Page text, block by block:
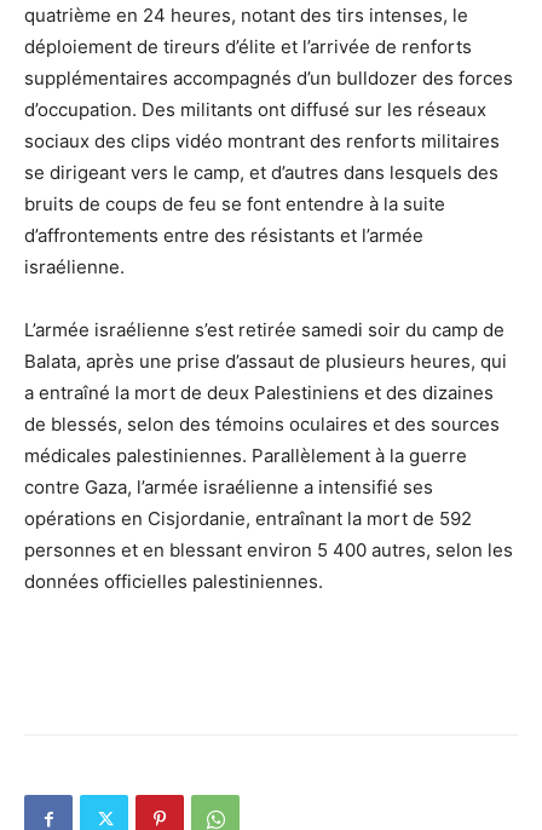
quatrième en 24 heures, notant des tirs intenses, le
déploiement de tireurs d’élite et l’arrivée de renforts
supplémentaires accompagnés d’un bulldozer des forces
d’occupation. Des militants ont diffusé sur les réseaux
sociaux des clips vidéo montrant des renforts militaires
se dirigeant vers le camp, et d’autres dans lesquels des
bruits de coups de feu se font entendre à la suite
d’affrontements entre des résistants et l’armée
israélienne.
L’armée israélienne s’est retirée samedi soir du camp de
Balata, après une prise d’assaut de plusieurs heures, qui
a entraîné la mort de deux Palestiniens et des dizaines
de blessés, selon des témoins oculaires et des sources
médicales palestiniennes. Parallèlement à la guerre
contre Gaza, l’armée israélienne a intensifié ses
opérations en Cisjordanie, entraînant la mort de 592
personnes et en blessant environ 5 400 autres, selon les
données officielles palestiniennes.